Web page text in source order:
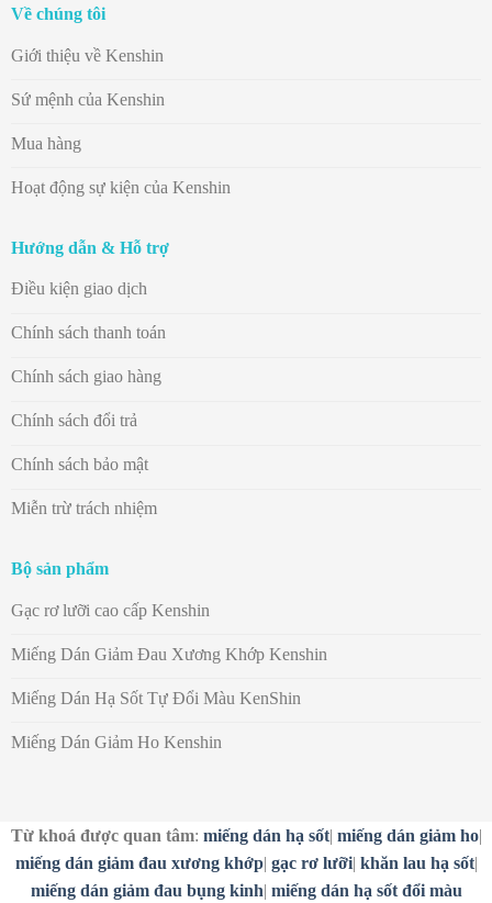
Về chúng tôi
Giới thiệu về Kenshin
Sứ mệnh của Kenshin
Mua hàng
Hoạt động sự kiện của Kenshin
Hướng dẫn & Hỗ trợ
Điều kiện giao dịch
Chính sách thanh toán
Chính sách giao hàng
Chính sách đổi trả
Chính sách bảo mật
Miễn trừ trách nhiệm
Bộ sản phẩm
Gạc rơ lưỡi cao cấp Kenshin
Miếng Dán Giảm Đau Xương Khớp Kenshin
Miếng Dán Hạ Sốt Tự Đổi Màu KenShin
Miếng Dán Giảm Ho Kenshin
Từ khoá được quan tâm: miếng dán hạ sốt| miếng dán giảm ho|
miếng dán giảm đau xương khớp| gạc rơ lưỡi| khăn lau hạ sốt|
miếng dán giảm đau bụng kinh| miếng dán hạ sốt đổi màu